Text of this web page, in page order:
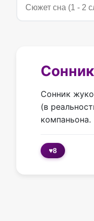
Сонник
(в
компаньона.
♥8